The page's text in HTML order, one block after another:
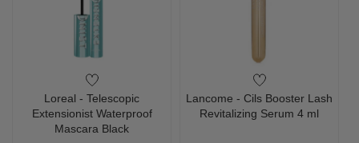
Loreal - Telescopic
Extensionist Waterproof
Mascara Black
Lancome - Cils Booster Lash
Revitalizing Serum 4 ml